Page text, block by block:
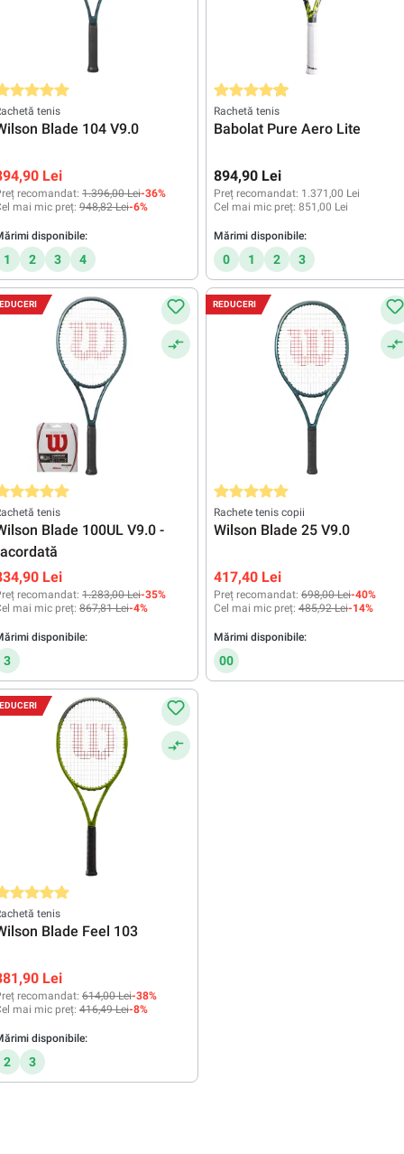
medie de 5 din 5 stele
tenis
Blade 104 V9.0
Lei
recomandat: 1.396,00 Lei-36%
mai mic preț: 948,82 Lei-6%
disponibile:
1 2 3 4
Evaluarea medie de 4.8 din 5 stele
Rachetă tenis
Babolat Pure Aero Lite
894,90 Lei
Preț recomandat: 1.371,00 Lei
Cel mai mic preț: 851,00 Lei
Mărimi disponibile:
0 1 2 3
medie de 5 din 5 stele
tenis
Blade 100UL V9.0 -
Lei
recomandat: 1.283,00 Lei-35%
mai mic preț: 867,81 Lei-4%
disponibile:
3
REDUCERI
Evaluarea medie de 5 din 5 stele
Rachete tenis copii
Wilson Blade 25 V9.0
417,40 Lei
Preț recomandat: 698,00 Lei-40%
Cel mai mic preț: 485,92 Lei-14%
Mărimi disponibile:
00
medie de 5 din 5 stele
tenis
Blade Feel 103
Lei
recomandat: 614,00 Lei-38%
mai mic preț: 416,49 Lei-8%
disponibile:
2 3